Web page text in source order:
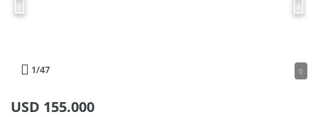
1/47 0
USD 155.000